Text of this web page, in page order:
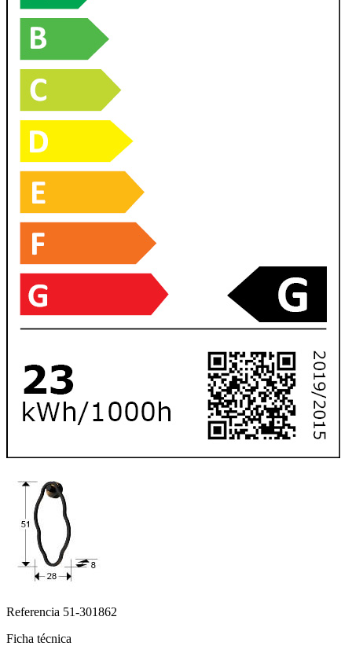
Referencia 51-301862
Ficha técnica